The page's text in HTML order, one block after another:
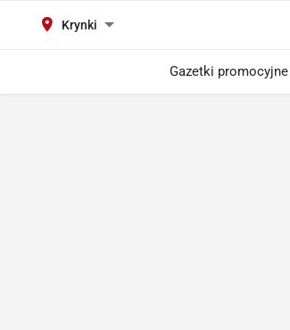
Krynki
Gazetki promocyjne